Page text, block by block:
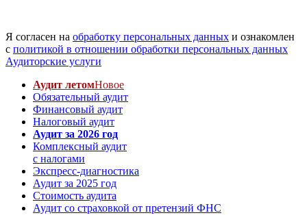
Я согласен на обработку персональных данных и ознакомлен
с политикой в отношении обработки персональных данных
Аудиторские услуги
Аудит летомНовое
Обязательный аудит
Финансовый аудит
Налоговый аудит
Аудит за 2026 год
Комплексный аудит
с налогами
Экспресс-диагностика
Аудит за 2025 год
Стоимость аудита
Аудит со страховкой от претензий ФНС